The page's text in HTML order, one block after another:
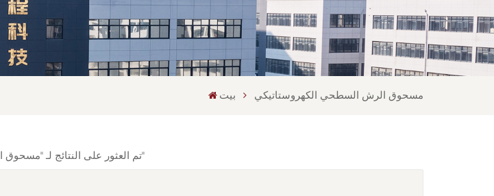
中文
بيت مسحوق الرش السطحي الكهروستاتيكي
1 تم العثور على النتائج لـ "مسحوق الرش السطحي الكهروستاتيكي"